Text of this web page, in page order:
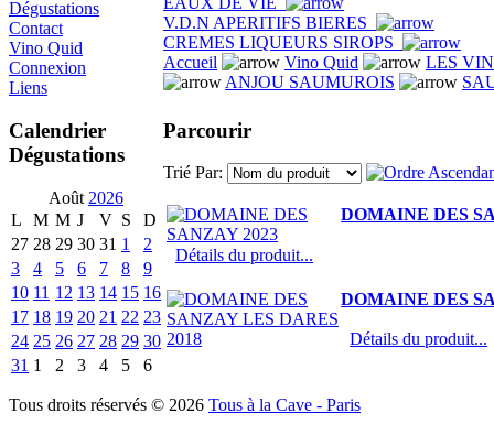
Dégustations
Contact
Vino Quid
Connexion
Liens
Calendrier
Dégustations
Août 2026
L
M M J V S
D
27 28 29 30 31 1
2
3
4 5 6 7 8
9
10 11 12 13 14 15 16
17 18 19 20 21 22 23
24 25 26 27 28 29 30
31 1 2 3 4 5 6
V.D.N APERITIFS BIERES
CREMES LIQUEURS SIROPS
Accueil
Vino Quid
LES
ANJOU SAUMUROIS
Parcourir
Trié Par:
DOMAINE DES
Détails du produit...
DOMAINE DES
Détails du produit...
Tous droits réservés © 2026 Tous à la Cave - Paris